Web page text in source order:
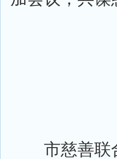
市慈善联合